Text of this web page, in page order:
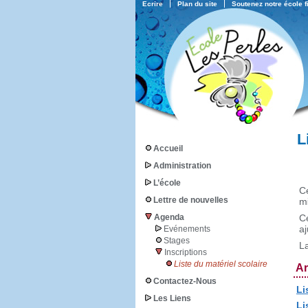
Soutenez notre école
Plan du site
Ecrire
Accueil
Administration
L’école
Lettre de nouvelles
Agenda
Evénements
Stages
Inscriptions
Liste du matériel scolaire
Contactez-Nous
Les Liens